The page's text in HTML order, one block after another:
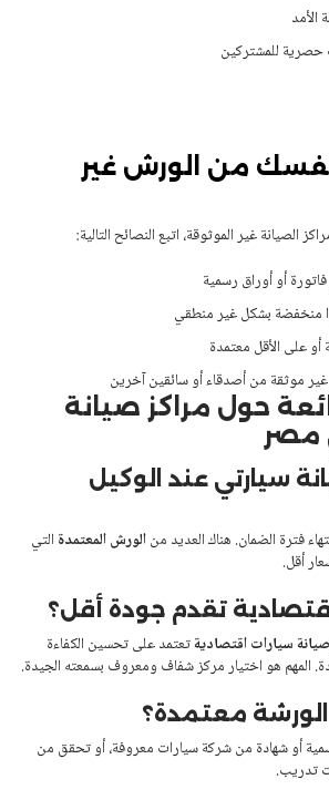
للمشتركين
من الورش غير
الصيانة غير الموثوقة، اتبع النصائح التالية:
أو أوراق رسمية
منخفضة بشكل غير منطقي
أو على الأقل معتمدة
موثقة من أصدقاء أو سائقين آخرين
حول مراكز صيانة
مصر
سيارتي عند الوكيل
فترة الضمان. هناك العديد منالورش المعتمدة التي
أقل.
تقدم جودة أقل؟
صيانة سيارات اقتصاديةتعتمد على تحسين الكفاءة
المهم هو اختيار مركز شفاف ومعروف بسمعته الجيدة.
معتمدة؟
أو شهادة من شركة سيارات معروفة، أو تحقق من
تدريب.